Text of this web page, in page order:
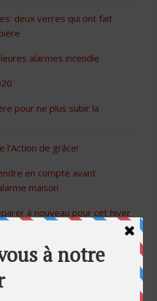
deux verres qui ont fait
alarmes incendie
pour ne plus subir la
l’Action de grâce!
en compte avant
maison
à nouveau pour cet hiver
Moulinex pour votre mère